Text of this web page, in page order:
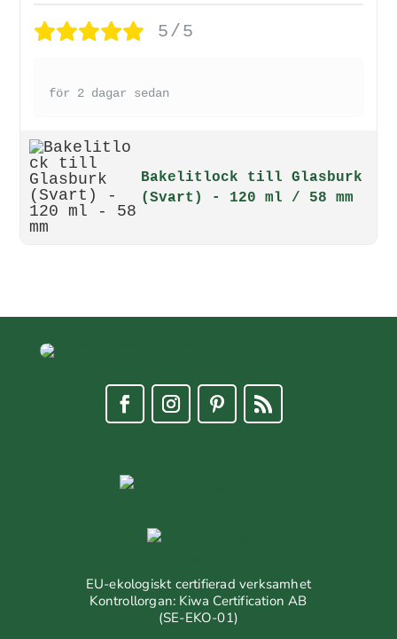
5/5
för 2 dagar sedan
Bakelitlock till Glasburk
(Svart) - 120 ml / 58 mm
EU-ekologiskt certifierad verksamhet
Kontrollorgan: Kiwa Certification AB
(SE-EKO-01)